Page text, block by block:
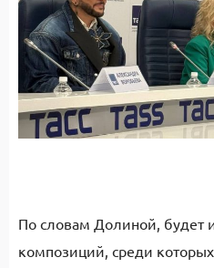
По словам Долиной, будет
композиций, среди